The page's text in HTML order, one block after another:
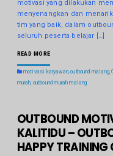
motivasi yang dilakukan
menyenangkan dan
tim yang baik, dalam
seluruh peserta belajar […]
READ MORE
motivasi karyawan,outbound malang,
murah outbound murah malang
OUTBOUND
KALITIDU –
HAPPY TRAINING